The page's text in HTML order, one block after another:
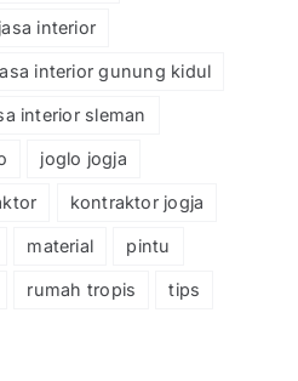
jasa interior
interior gunung kidul
interior sleman
joglo jogja
kontraktor jogja
material pintu
rumah tropis tips